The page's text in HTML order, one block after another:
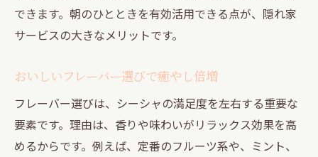
できます。朝のひとときを有効活用できる点が、隠れ家
サービスの大きなメリットです。
おいしいフレーバー選びで癒やし倍増
フレーバー選びは、シーシャの満足度を左右する重要な
要素です。理由は、香りや味わいがリラックス効果を高
めるからです。例えば、定番のフルーツ系や、ミント、